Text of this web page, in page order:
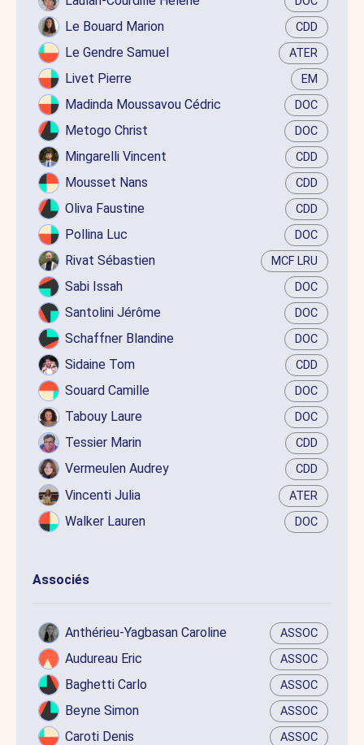
Le Bouard Marion CDD
Le Gendre Samuel ATER
Livet Pierre EM
Madinda Moussavou Cédric DOC
Metogo Christ DOC
Mingarelli Vincent CDD
Mousset Nans CDD
Oliva Faustine CDD
Pollina Luc DOC
Rivat Sébastien MCF LRU
Sabi Issah DOC
Santolini Jérôme DOC
Schaffner Blandine DOC
Sidaine Tom CDD
Souard Camille DOC
Tabouy Laure DOC
Tessier Marin CDD
Vermeulen Audrey CDD
Vincenti Julia ATER
Walker Lauren DOC
Associés
Anthérieu-Yagbasan Caroline ASSOC
Audureau Eric ASSOC
Baghetti Carlo ASSOC
Beyne Simon ASSOC
Caroti Denis ASSOC